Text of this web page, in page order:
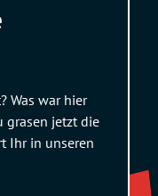
Was war hier
grasen jetzt die
Ihr in unseren